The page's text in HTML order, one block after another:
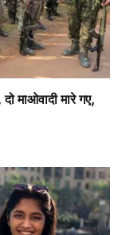
माओवादी मारे गए,